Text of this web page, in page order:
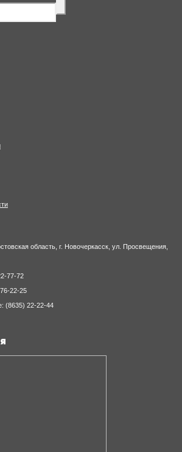
область, г. Новочеркасск, ул. Просвещения,
77-72
22-25
(8635) 22-22-44